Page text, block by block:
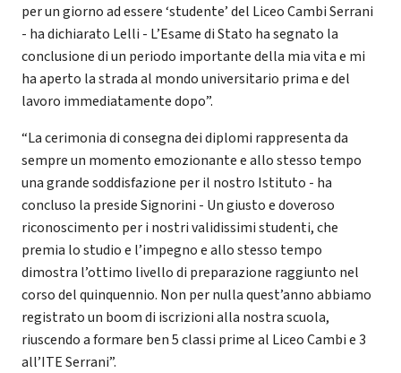
per un giorno ad essere ‘studente’ del Liceo Cambi Serrani
- ha dichiarato Lelli - L’Esame di Stato ha segnato la
conclusione di un periodo importante della mia vita e mi
ha aperto la strada al mondo universitario prima e del
lavoro immediatamente dopo”.
“La cerimonia di consegna dei diplomi rappresenta da
sempre un momento emozionante e allo stesso tempo
una grande soddisfazione per il nostro Istituto - ha
concluso la preside Signorini - Un giusto e doveroso
riconoscimento per i nostri validissimi studenti, che
premia lo studio e l’impegno e allo stesso tempo
dimostra l’ottimo livello di preparazione raggiunto nel
corso del quinquennio. Non per nulla quest’anno abbiamo
registrato un boom di iscrizioni alla nostra scuola,
riuscendo a formare ben 5 classi prime al Liceo Cambi e 3
all’ITE Serrani”.